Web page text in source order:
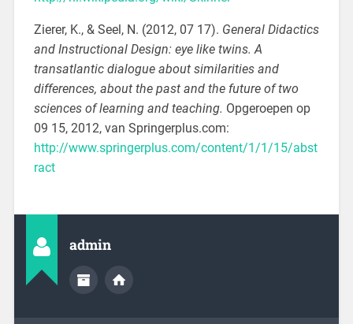
Zierer, K., & Seel, N. (2012, 07 17). General Didactics
and Instructional Design: eye like twins. A
transatlantic dialogue about similarities and
differences, about the past and the future of two
sciences of learning and teaching. Opgeroepen op
09 15, 2012, van Springerplus.com:
http://www.springerplus.com/content/1/1/15/abst
ract
admin